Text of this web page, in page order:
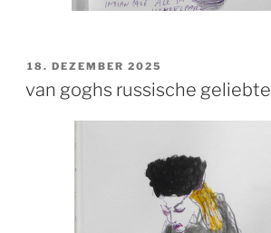
VERÖFFENTLICHT
18. DEZEMBER 2025
van goghs russische geliebte